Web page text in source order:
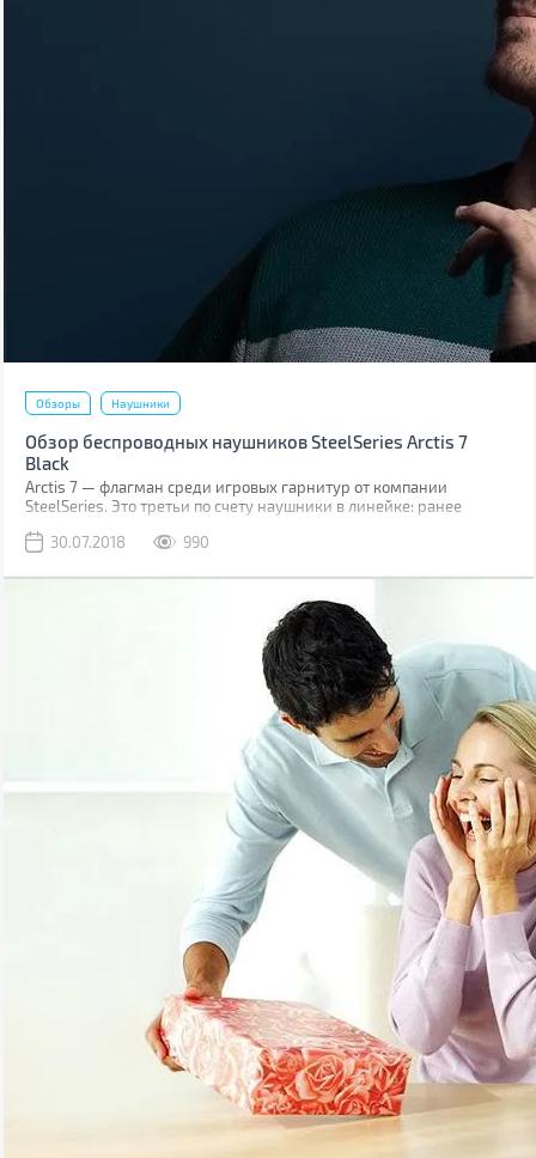
Обзоры Наушники
Обзор беспроводных наушников SteelSeries Arctis 7
Black
Arctis 7 — флагман среди игровых гарнитур от компании
SteelSeries. Это третьи по счету наушники в линейке: ранее
наушниками Arctis 3 и Arctis 5.
30.07.2018 990